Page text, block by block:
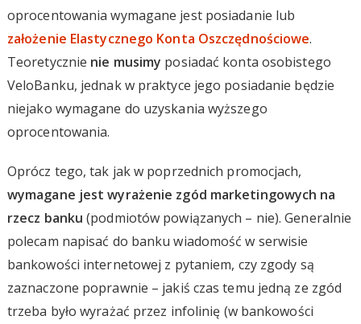
oprocentowania wymagane jest posiadanie lub
założenie Elastycznego Konta Oszczędnościowe.
Teoretycznie nie musimy posiadać konta osobistego
VeloBanku, jednak w praktyce jego posiadanie będzie
niejako wymagane do uzyskania wyższego
oprocentowania.
Oprócz tego, tak jak w poprzednich promocjach,
wymagane jest wyrażenie zgód marketingowych na
rzecz banku (podmiotów powiązanych – nie). Generalnie
polecam napisać do banku wiadomość w serwisie
bankowości internetowej z pytaniem, czy zgody są
zaznaczone poprawnie – jakiś czas temu jedną ze zgód
trzeba było wyrażać przez infolinię (w bankowości